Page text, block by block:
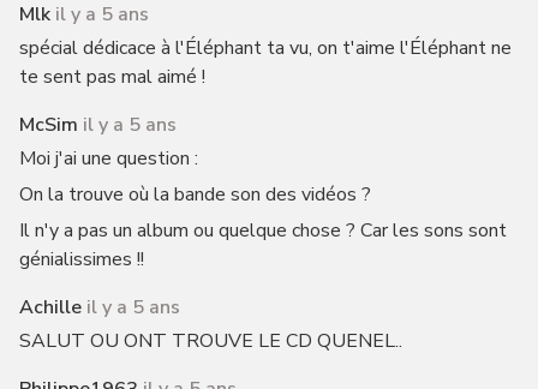
Mlk il y a 5 ans
spécial dédicace à l'Éléphant ta vu, on t'aime l'Éléphant ne
te sent pas mal aimé !
McSim il y a 5 ans
Moi j'ai une question :
On la trouve où la bande son des vidéos ?
Il n'y a pas un album ou quelque chose ? Car les sons sont
génialissimes !!
Achille il y a 5 ans
SALUT OU ONT TROUVE LE CD QUENEL..